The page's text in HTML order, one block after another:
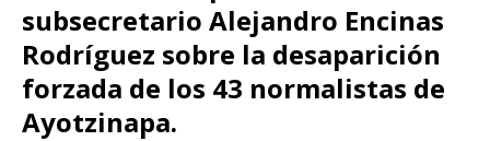
subsecretario Alejandro Encinas
Rodríguez sobre la desaparición
forzada de los 43 normalistas de
Ayotzinapa.